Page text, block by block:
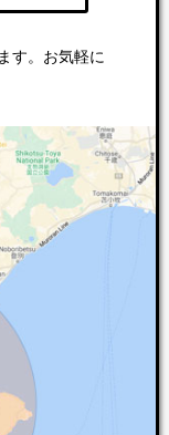
す。お気軽に